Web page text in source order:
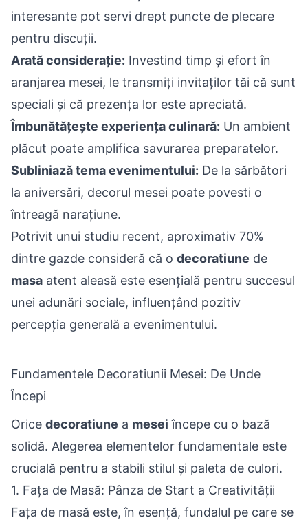
interesante pot servi drept puncte de plecare
pentru discuții.
Arată considerație: Investind timp și efort în
aranjarea mesei, le transmiți invitaților tăi că sunt
speciali și că prezența lor este apreciată.
Îmbunătățește experiența culinară: Un ambient
plăcut poate amplifica savurarea preparatelor.
Subliniază tema evenimentului: De la sărbători
la aniversări, decorul mesei poate povesti o
întreagă narațiune.
Potrivit unui studiu recent, aproximativ 70%
dintre gazde consideră că o decoratiune de
masa atent aleasă este esențială pentru succesul
unei adunări sociale, influențând pozitiv
percepția generală a evenimentului.
Fundamentele Decoratiunii Mesei: De Unde
Începi
Orice decoratiune a mesei începe cu o bază
solidă. Alegerea elementelor fundamentale este
crucială pentru a stabili stilul și paleta de culori.
1. Fața de Masă: Pânza de Start a Creativității
Fața de masă este, în esență, fundalul pe care se